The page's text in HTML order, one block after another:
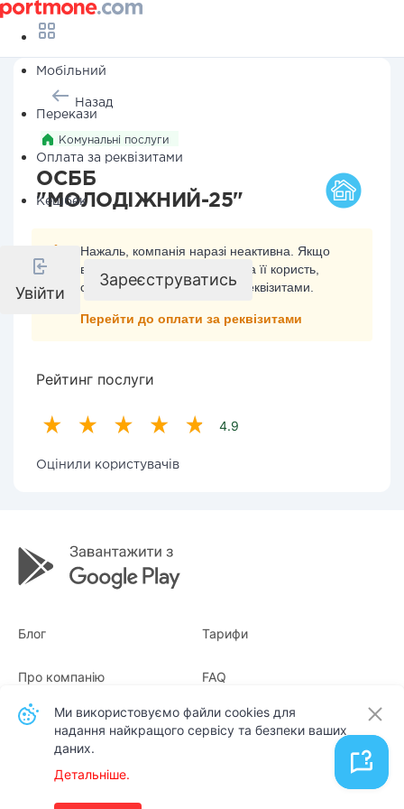
Мобільний
Перекази
Оплата за реквізитами
Кешбек
Увійти
Зареєструватись
Назад
Комунальні послуги
ОСББ
"МОЛОДІЖНИЙ-25"
Нажаль, компанія наразі неактивна. Якщо
ви хочете здійснити платіж на її користь,
скористайтесь оплатою за реквізитами.
Перейти до оплати за реквізитами
Рейтинг послуги
4.9
Оцінили користувачів
Блог Тарифи
Про компанію
Квитанції
FAQ
Для бізнесу
Ми використовуємо файли cookies для
надання найкращого сервісу та безпеки ваших
даних.
Детальніше.